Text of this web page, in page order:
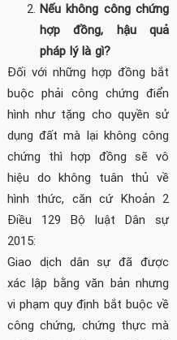
Nếu không công chứng
hợp đồng, hậu quả
pháp lý là gì?
Đối với những hợp đồng bắt
buộc phải công chứng điển
hình như tặng cho quyền sử
dụng đất mà lại không công
chứng thì hợp đồng sẽ vô
hiệu do không tuân thủ về
hình thức, căn cứ Khoản 2
Điều 129 Bộ luật Dân sự
2015:
Giao dịch dân sự đã được
xác lập bằng văn bản nhưng
vi phạm quy định bắt buộc về
công chứng, chứng thực mà